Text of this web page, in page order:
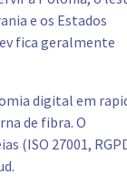
e os Estados
fica geralmente
digital em
de fibra. O
(ISO 27001,